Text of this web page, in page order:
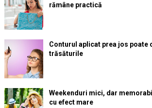
rămâne practică
Conturul aplicat prea jos poate
trăsăturile
Weekenduri mici, dar
cu efect mare